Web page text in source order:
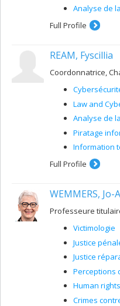
Analyse de
Full Profile
REAM, Fyscillia
Coordonnatrice,
Law and
Analyse de
Piratage
Information
Full Profile
WEMMERS, Jo-
Professeure
Victimologie
Justice
Justice
Perceptions
Human rights
Crimes